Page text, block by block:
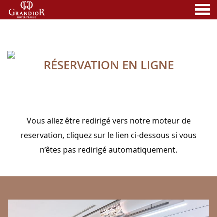
RÉSERVATION EN LIGNE
Vous allez être redirigé vers notre moteur de
reservation, cliquez sur le lien ci-dessous si vous
n’êtes pas redirigé automatiquement.